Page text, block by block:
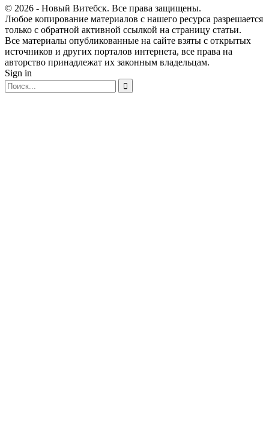
© 2026 - Новый Витебск. Все права защищены.
Любое копирование материалов с нашего ресурса разрешается
только с обратной активной ссылкой на страницу статьи.
Все материалы опубликованные на сайте взяты с открытых
источников и других порталов интернета, все права на
авторство принадлежат их законным владельцам.
Sign in